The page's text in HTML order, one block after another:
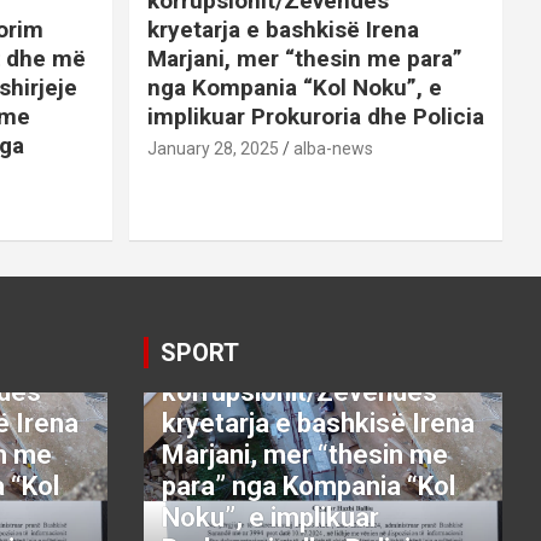
më
kryetarja e bashkisë Irena
Marjani, mer “thesin me para”
nga Kompania “Kol Noku”, e
implikuar Prokuroria dhe Policia
January 28, 2025 alba-news
Irena
me
“Kol
SPORT
thundrën e
korrupsionit/Zëvëndës
kryetarja e bashkisë Irena
Marjani, mer “thesin me
para” nga Kompania “Kol
Noku”, e implikuar